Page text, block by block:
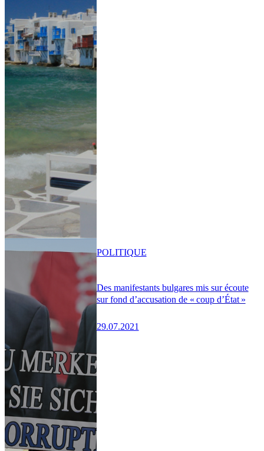
Des manifestants bulgares mis sur écoute
sur fond d’accusation de « coup d’État »
29.07.2021
POLITIQUE